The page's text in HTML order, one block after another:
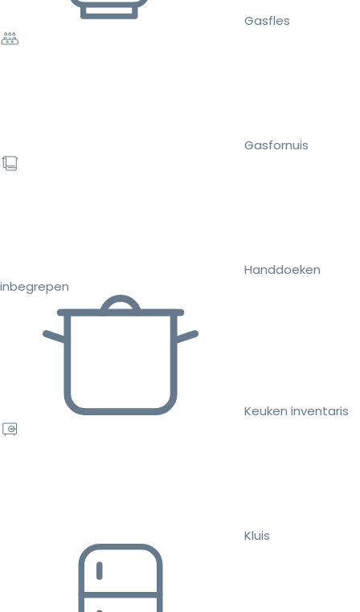
Gasfles
Gasfornuis
Handdoeken
inbegrepen
Keuken inventaris
Kluis